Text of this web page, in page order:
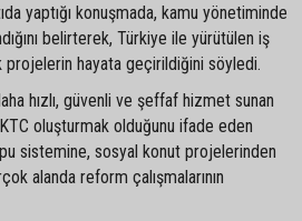
yaptığı konuşmada, kamu yönetiminde
belirterek, Türkiye ile yürütülen iş
hayata geçirildiğini söyledi.
hızlı, güvenli ve şeffaf hizmet sunan
oluşturmak olduğunu ifade eden
sistemine, sosyal konut projelerinden
alanda reform çalışmalarının